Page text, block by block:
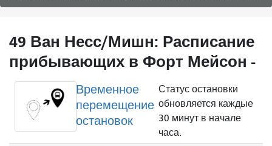
49 Ван Несс/Мишн: Расписание
прибывающих в Форт Мейсон -
Временное
перемещение
остановок
Статус остановки
обновляется каждые
30 минут в начале
часа.